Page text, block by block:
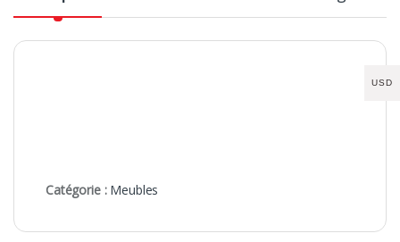
Catégorie : Meubles
USD